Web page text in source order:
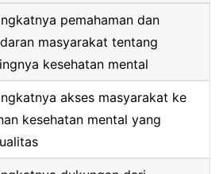
pemahaman dan
masyarakat tentang
kesehatan mental
akses masyarakat ke
kesehatan mental yang